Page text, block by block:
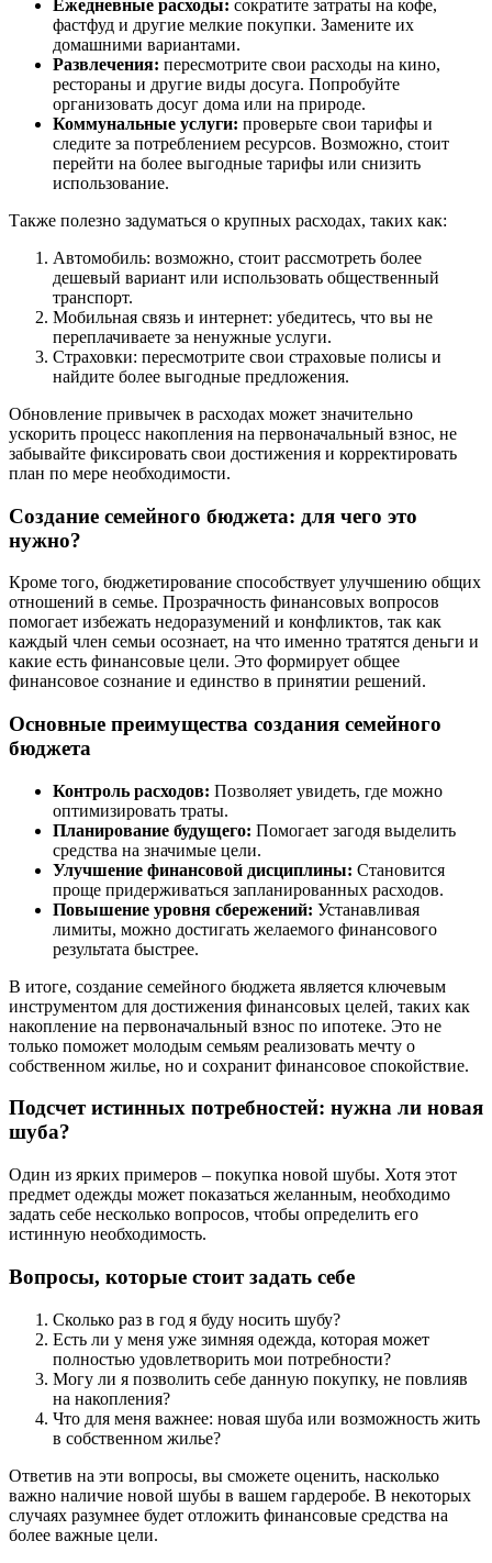
Ежедневные расходы: сократите затраты на кофе,
фастфуд и другие мелкие покупки. Замените их
домашними вариантами.
Развлечения: пересмотрите свои расходы на кино,
рестораны и другие виды досуга. Попробуйте
организовать досуг дома или на природе.
Коммунальные услуги: проверьте свои тарифы и
следите за потреблением ресурсов. Возможно, стоит
перейти на более выгодные тарифы или снизить
использование.
Также полезно задуматься о крупных расходах, таких как:
Автомобиль: возможно, стоит рассмотреть более
дешевый вариант или использовать общественный
транспорт.
Мобильная связь и интернет: убедитесь, что вы не
переплачиваете за ненужные услуги.
Страховки: пересмотрите свои страховые полисы и
найдите более выгодные предложения.
Обновление привычек в расходах может значительно
ускорить процесс накопления на первоначальный взнос, не
забывайте фиксировать свои достижения и корректировать
план по мере необходимости.
Создание семейного бюджета: для чего это
нужно?
Кроме того, бюджетирование способствует улучшению общих
отношений в семье. Прозрачность финансовых вопросов
помогает избежать недоразумений и конфликтов, так как
каждый член семьи осознает, на что именно тратятся деньги и
какие есть финансовые цели. Это формирует общее
финансовое сознание и единство в принятии решений.
Основные преимущества создания семейного
бюджета
Контроль расходов: Позволяет увидеть, где можно
оптимизировать траты.
Планирование будущего: Помогает загодя выделить
средства на значимые цели.
Улучшение финансовой дисциплины: Становится
проще придерживаться запланированных расходов.
Повышение уровня сбережений: Устанавливая
лимиты, можно достигать желаемого финансового
результата быстрее.
В итоге, создание семейного бюджета является ключевым
инструментом для достижения финансовых целей, таких как
накопление на первоначальный взнос по ипотеке. Это не
только поможет молодым семьям реализовать мечту о
собственном жилье, но и сохранит финансовое спокойствие.
Подсчет истинных потребностей: нужна ли новая
шуба?
Один из ярких примеров – покупка новой шубы. Хотя этот
предмет одежды может показаться желанным, необходимо
задать себе несколько вопросов, чтобы определить его
истинную необходимость.
Вопросы, которые стоит задать себе
Сколько раз в год я буду носить шубу?
Есть ли у меня уже зимняя одежда, которая может
полностью удовлетворить мои потребности?
Могу ли я позволить себе данную покупку, не повлияв
на накопления?
Что для меня важнее: новая шуба или возможность жить
в собственном жилье?
Ответив на эти вопросы, вы сможете оценить, насколько
важно наличие новой шубы в вашем гардеробе. В некоторых
случаях разумнее будет отложить финансовые средства на
более важные цели.